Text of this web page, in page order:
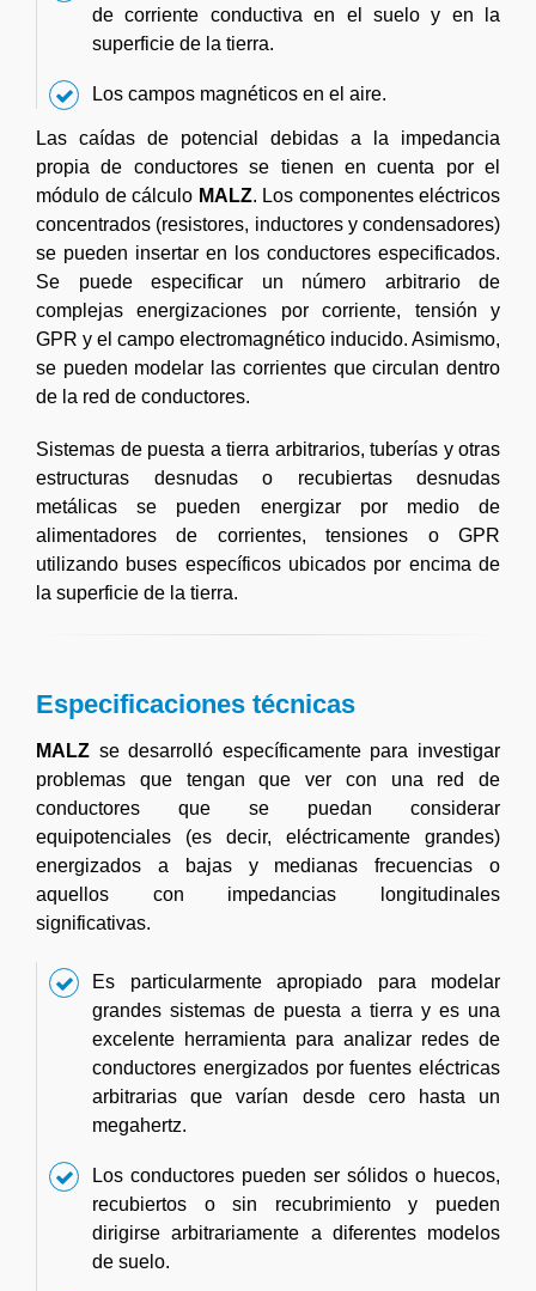
de corriente conductiva en el suelo y en la
superficie de la tierra.
Los campos magnéticos en el aire.
Las caídas de potencial debidas a la impedancia
propia de conductores se tienen en cuenta por el
módulo de cálculo MALZ. Los componentes eléctricos
concentrados (resistores, inductores y condensadores)
se pueden insertar en los conductores especificados.
Se puede especificar un número arbitrario de
complejas energizaciones por corriente, tensión y
GPR y el campo electromagnético inducido. Asimismo,
se pueden modelar las corrientes que circulan dentro
de la red de conductores.
Sistemas de puesta a tierra arbitrarios, tuberías y otras
estructuras desnudas o recubiertas desnudas
metálicas se pueden energizar por medio de
alimentadores de corrientes, tensiones o GPR
utilizando buses específicos ubicados por encima de
la superficie de la tierra.
Especificaciones técnicas
MALZ se desarrolló específicamente para investigar
problemas que tengan que ver con una red de
conductores que se puedan considerar
equipotenciales (es decir, eléctricamente grandes)
energizados a bajas y medianas frecuencias o
aquellos con impedancias longitudinales
significativas.
Es particularmente apropiado para modelar
grandes sistemas de puesta a tierra y es una
excelente herramienta para analizar redes de
conductores energizados por fuentes eléctricas
arbitrarias que varían desde cero hasta un
megahertz.
Los conductores pueden ser sólidos o huecos,
recubiertos o sin recubrimiento y pueden
dirigirse arbitrariamente a diferentes modelos
de suelo.